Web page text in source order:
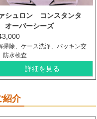
シュロン コンスタンタ
オーバーシーズ
掃除、ケース洗浄、パッキン交
防水検査
詳細を見る
紹介